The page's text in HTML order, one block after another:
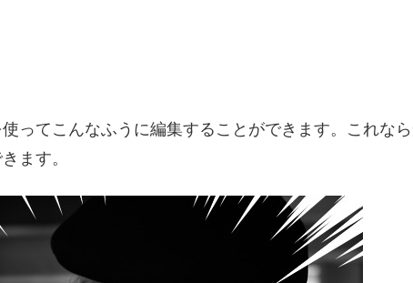
ってこんなふうに編集することができます。これな
ます。